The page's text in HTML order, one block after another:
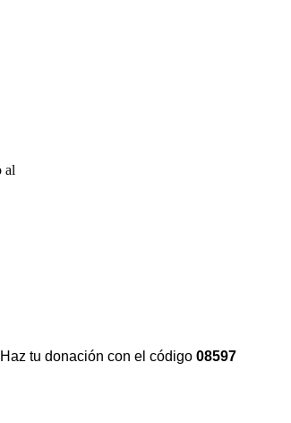
al
Haz tu donación con el código 08597